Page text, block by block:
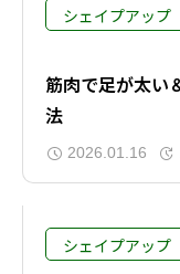
シェイプアップ
筋肉で足が太い
法
2026.01.16
シェイプアップ